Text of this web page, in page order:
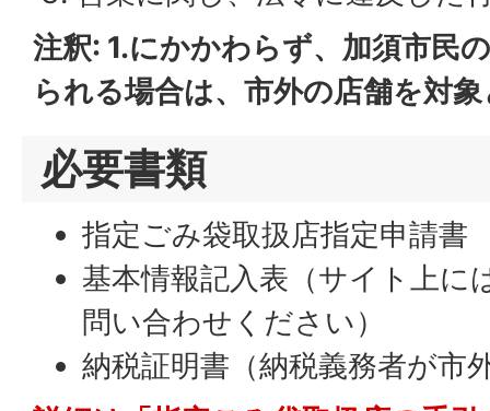
注釈: 1.にかかわらず、加須市民
られる場合は、市外の店舗を対
必要書類
指定ごみ袋取扱店指定申請書
基本情報記入表（サイト上に
問い合わせください）
納税証明書（納税義務者が市